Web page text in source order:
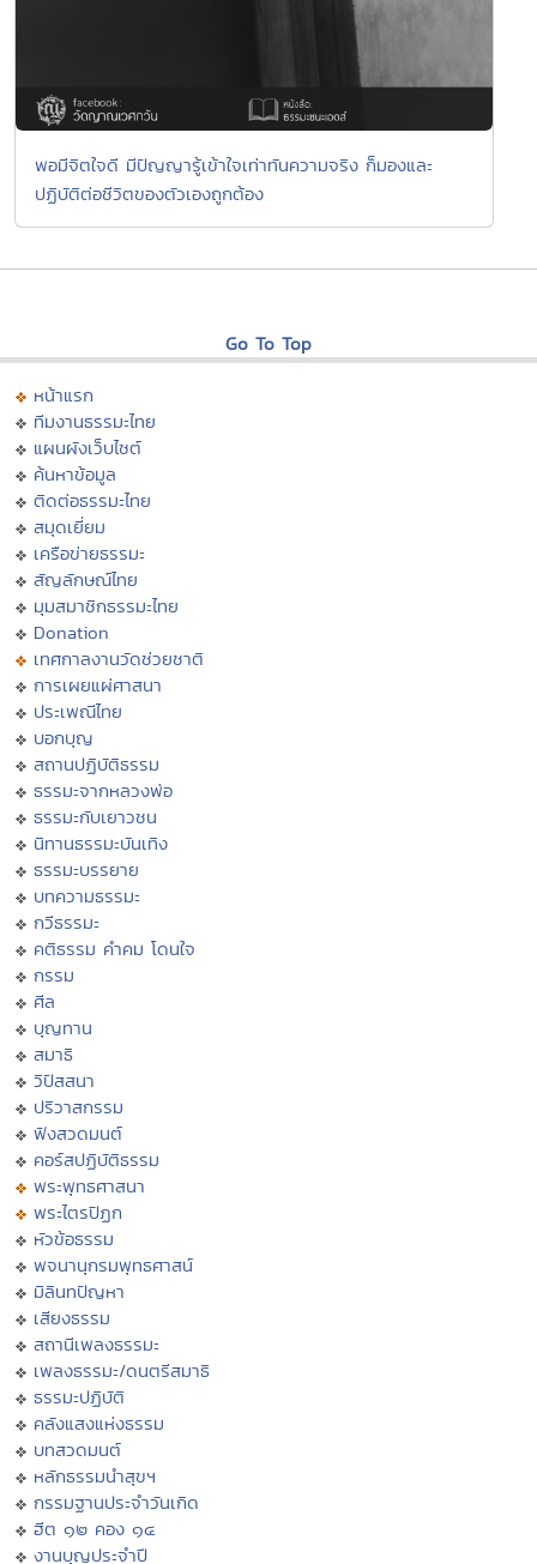
พอมีจิตใจดี มีปัญญารู้เข้าใจเท่าทันความจริง ก็มองและ
ปฏิบัติต่อชีวิตของตัวเองถูกต้อง
Go To Top
หน้าแรก
ทีมงานธรรมะไทย
แผนผังเว็บไซต์
ค้นหาข้อมูล
ติดต่อธรรมะไทย
สมุดเยี่ยม
เครือข่ายธรรมะ
สัญลักษณ์ไทย
มุมสมาชิกธรรมะไทย
Donation
เทศกาลงานวัดช่วยชาติ
การเผยแผ่ศาสนา
ประเพณีไทย
บอกบุญ
สถานปฏิบัติธรรม
ธรรมะจากหลวงพ่อ
ธรรมะกับเยาวชน
นิทานธรรมะบันเทิง
ธรรมะบรรยาย
บทความธรรมะ
กวีธรรมะ
คติธรรม คำคม โดนใจ
กรรม
ศีล
บุญทาน
สมาธิ
วิปัสสนา
ปริวาสกรรม
ฟังสวดมนต์
คอร์สปฏิบัติธรรม
พระพุทธศาสนา
พระไตรปิฏก
หัวข้อธรรม
พจนานุกรมพุทธศาสน์
มิลินทปัญหา
เสียงธรรม
สถานีเพลงธรรมะ
เพลงธรรมะ/ดนตรีสมาธิ
ธรรมะปฏิบัติ
คลังแสงแห่งธรรม
บทสวดมนต์
หลักธรรมนำสุขฯ
กรรมฐานประจำวันเกิด
ฮีต ๑๒ คอง ๑๔
งานบุญประจำปี